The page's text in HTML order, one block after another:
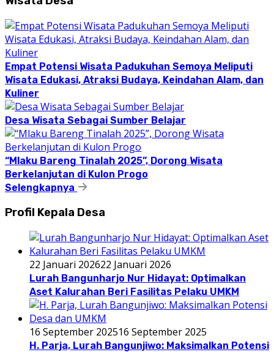
Empat Potensi Wisata Padukuhan Semoya Meliputi
Wisata Edukasi, Atraksi Budaya, Keindahan Alam, dan
Kuliner
Desa Wisata Sebagai Sumber Belajar
“Mlaku Bareng Tinalah 2025”, Dorong Wisata
Berkelanjutan di Kulon Progo
Selengkapnya
Profil Kepala Desa
22 Januari 202622 Januari 2026
Lurah Bangunharjo Nur Hidayat: Optimalkan
Aset Kalurahan Beri Fasilitas Pelaku UMKM
16 September 202516 September 2025
H. Parja, Lurah Bangunjiwo: Maksimalkan Potensi